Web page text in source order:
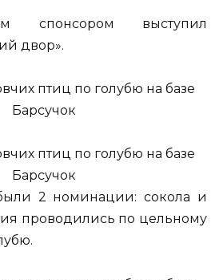
спонсором выступил
двор».
2 номинации: сокола и
проводились по цельному